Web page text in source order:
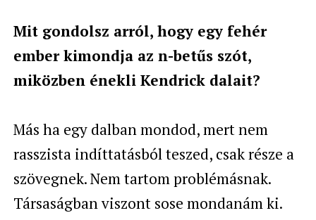
Mit gondolsz arról, hogy egy fehér
ember kimondja az n-betűs szót,
miközben énekli Kendrick dalait?
Más ha egy dalban mondod, mert nem
rasszista indíttatásból teszed, csak része a
szövegnek. Nem tartom problémásnak.
Társaságban viszont sose mondanám ki.